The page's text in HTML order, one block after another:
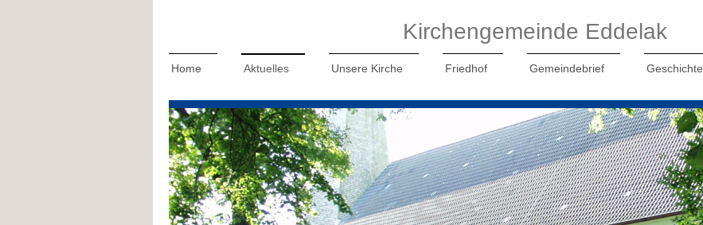
Kirchengemeinde Eddelak
Home Aktuelles Unsere Kirche Friedhof Gemeindebrief Geschichte